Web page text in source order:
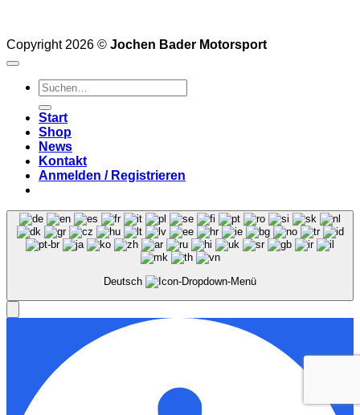
Copyright 2026 © Jochen Bader Motorsport
Suchen
nach:
Start
Shop
News
Kontakt
Anmelden / Registrieren
Deutsch